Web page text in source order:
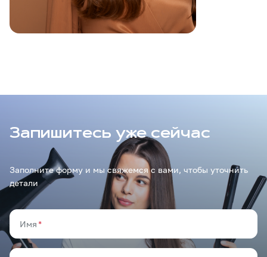
Запишитесь уже сейчас
Заполните форму и мы свяжемся с вами, чтобы уточнить
детали
Имя *